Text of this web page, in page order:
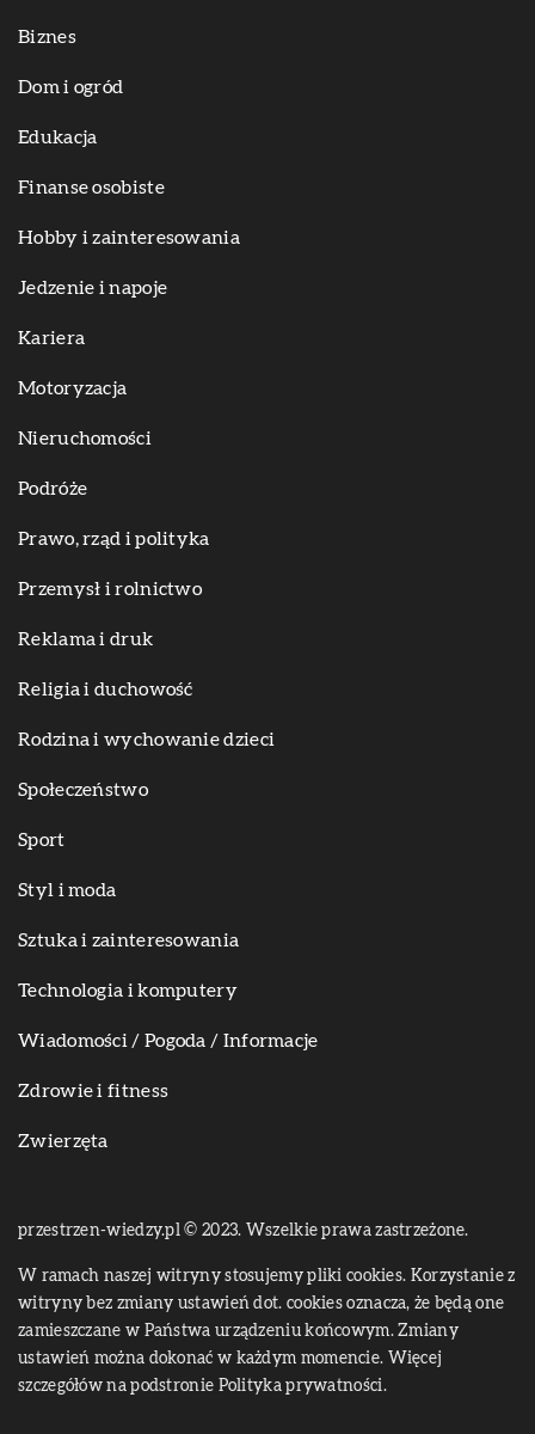
Biznes
Dom i ogród
Edukacja
Finanse osobiste
Hobby i zainteresowania
Jedzenie i napoje
Kariera
Motoryzacja
Nieruchomości
Podróże
Prawo, rząd i polityka
Przemysł i rolnictwo
Reklama i druk
Religia i duchowość
Rodzina i wychowanie dzieci
Społeczeństwo
Sport
Styl i moda
Sztuka i zainteresowania
Technologia i komputery
Wiadomości / Pogoda / Informacje
Zdrowie i fitness
Zwierzęta
przestrzen-wiedzy.pl © 2023. Wszelkie prawa zastrzeżone.
W ramach naszej witryny stosujemy pliki cookies. Korzystanie z
witryny bez zmiany ustawień dot. cookies oznacza, że będą one
zamieszczane w Państwa urządzeniu końcowym. Zmiany
ustawień można dokonać w każdym momencie. Więcej
szczegółów na podstronie Polityka prywatności.